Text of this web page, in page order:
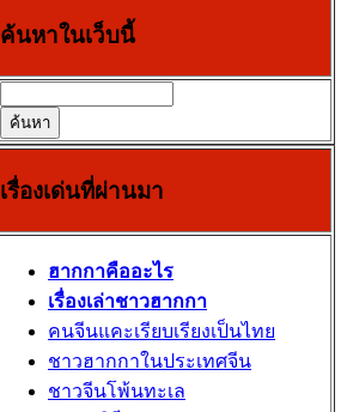
ค้นหาในเว็บนี้
เรื่องเด่นที่ผ่านมา
ฮากกาคืออะไร
เรื่องเล่าชาวฮากกา
คนจีนแคะเรียบเรียงเป็นไทย
ชาวฮากกาในประเทศจีน
ชาวจีนโพ้นทะเล